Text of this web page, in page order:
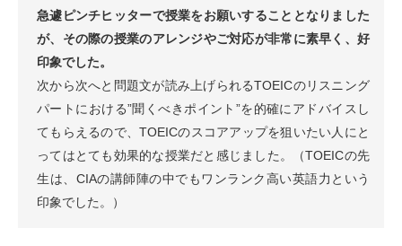
急遽ピンチヒッターで授業をお願いすることとなりました
が、その際の授業のアレンジやご対応が非常に素早く、好
印象でした。
次から次へと問題文が読み上げられるTOEICのリスニング
パートにおける”聞くべきポイント”を的確にアドバイスし
てもらえるので、TOEICのスコアアップを狙いたい人にと
ってはとても効果的な授業だと感じました。（TOEICの先
生は、CIAの講師陣の中でもワンランク高い英語力という
印象でした。）